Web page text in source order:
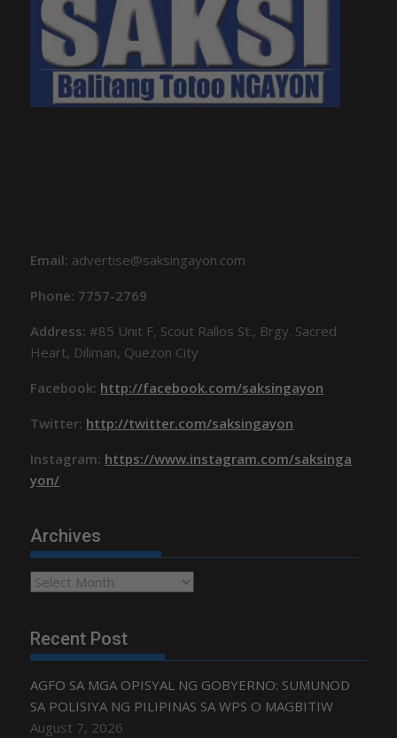
Email: advertise@saksingayon.com
Phone: 7757-2769
Address:#85 Unit F, Scout Rallos St., Brgy. Sacred
Heart, Diliman, Quezon City
Facebook: http://facebook.com/saksingayon
Twitter: http://twitter.com/saksingayon
Instagram: https://www.instagram.com/saksinga
yon/
Archives
Archives
Recent Post
AGFO SA MGA OPISYAL NG GOBYERNO: SUMUNOD
SA POLISIYA NG PILIPINAS SA WPS O MAGBITIW
August 7, 2026